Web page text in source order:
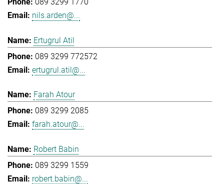
089 3299 1770
nils.arden@...
Ertugrul Atil
089 3299 772572
ertugrul.atil@...
Farah Atour
089 3299 2085
farah.atour@...
Robert Babin
089 3299 1559
robert.babin@...